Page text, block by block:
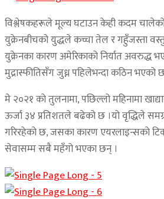
विश्लेषकहरूले मूल्य घटाउन केही कदम
युक्रेनबीचको युद्धले कच्चा तेल र गहुँजस्ता
युक्रेनका कारण अमेरिकाको निर्यात अवरुद्ध
मुद्रास्फीतिसँग जुध्न पहिलेभन्दा कठिन भएको
मे २०२१ को तुलनामा, पछिल्लो महिनामा
ऊर्जा ३४ प्रतिशतले बढेको छ ।यो वृद्धिले
गरिरहेको छ, जसका कारण एयरलाइन्सको
सेवासम्म सबै महँगो भएका छन् ।